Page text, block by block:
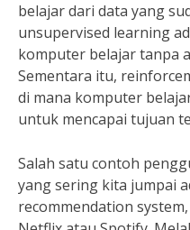
belajar dari data yang
unsupervised learning
komputer belajar tanpa
Sementara itu,
di mana komputer
untuk mencapai tujuan
Salah satu contoh
yang sering kita jumpai
recommendation